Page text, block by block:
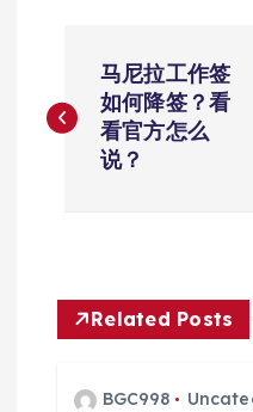
章
马尼拉工作签
如何降签？看
看官方怎么
说？
Related Posts
BGC998